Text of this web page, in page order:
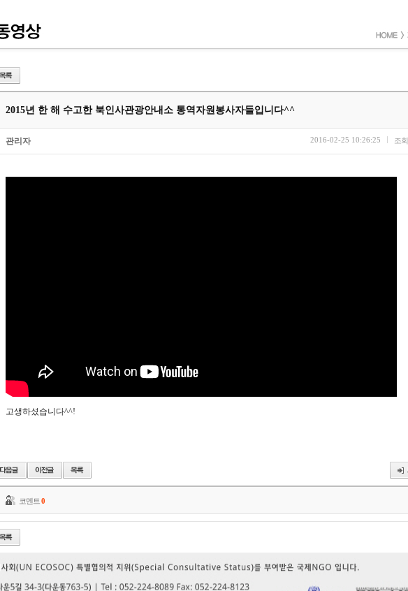
2015년 한 해 수고한 북인사관광안내소 통역자원봉사자들입니다^^
관리자 2016-02-25 10:26:25 조회
고생하셨습니다^^!
코멘트 0